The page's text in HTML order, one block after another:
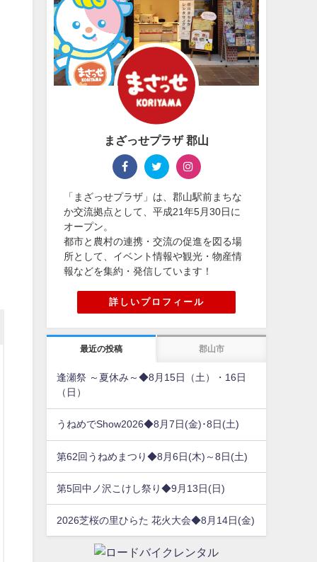
まざっせプラザ 郡山
「まざっせプラザ」は、郡山駅前まちな
か交流拠点として、平成21年5月30日に
オープン。
都市と農村の連携・交流の促進を図る場
所として、イベント情報や観光・物産情
報などを集約・発信しています！
詳しいプロフィール
最近の投稿 郡山市
逢瀬祭 ～夏休み～◆8月15日（土）・16日
（日）
うねめでShow2026◆8月7日(金)･8日(土)
第62回うねめまつり◆8月6日(木)～8日(土)
第5回中ノ沢こけし祭り◆9月13日(日)
2026芝桜の里ひらた 花火大会◆8月14日(金)